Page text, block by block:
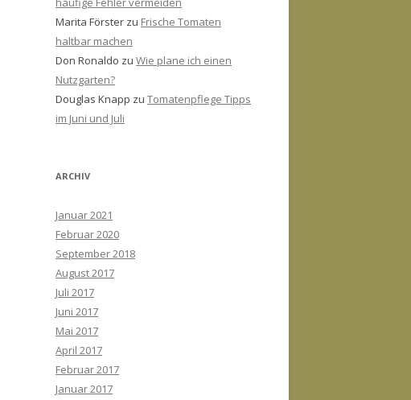
Marita Förster zu Frische Tomaten
haltbar machen
Don Ronaldo zu Wie plane ich einen
Nutzgarten?
Douglas Knapp zu Tomatenpflege Tipps
im Juni und Juli
ARCHIV
Januar 2021
Februar 2020
September 2018
August 2017
Juli 2017
Juni 2017
Mai 2017
April 2017
Februar 2017
Januar 2017